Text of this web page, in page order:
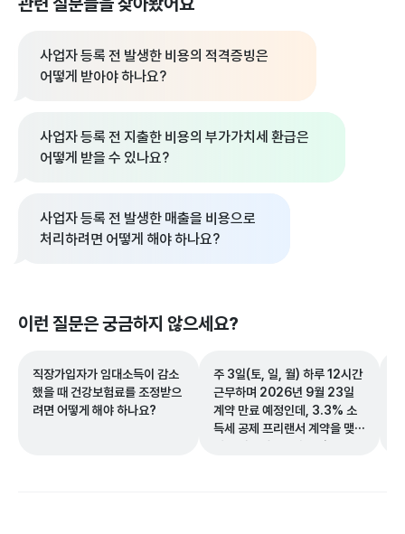
사업자 등록 전 발생한 비용의 적격증빙은
어떻게 받아야 하나요?
사업자 등록 전 지출한 비용의 부가가치세 환급은
어떻게 받을 수 있나요?
사업자 등록 전 발생한 매출을 비용으로
처리하려면 어떻게 해야 하나요?
이런 질문은 궁금하지 않으세요?
직장가입자가 임대소득이 감소
했을 때 건강보험료를 조정받으
려면 어떻게 해야 하나요?
주 3일(토, 일, 월) 하루 12시간
근무하며 2026년 9월 23일
계약 만료 예정인데, 3.3% 소
득세 공제 프리랜서 계약을 맺은
경우 해고예고수당을 받을 수 있